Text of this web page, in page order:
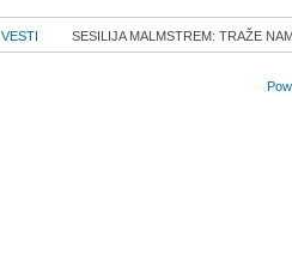
VESTI SESILIJA MALMSTREM: TRAŽE